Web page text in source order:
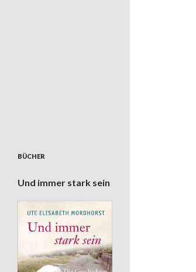
BÜCHER
Und immer stark sein